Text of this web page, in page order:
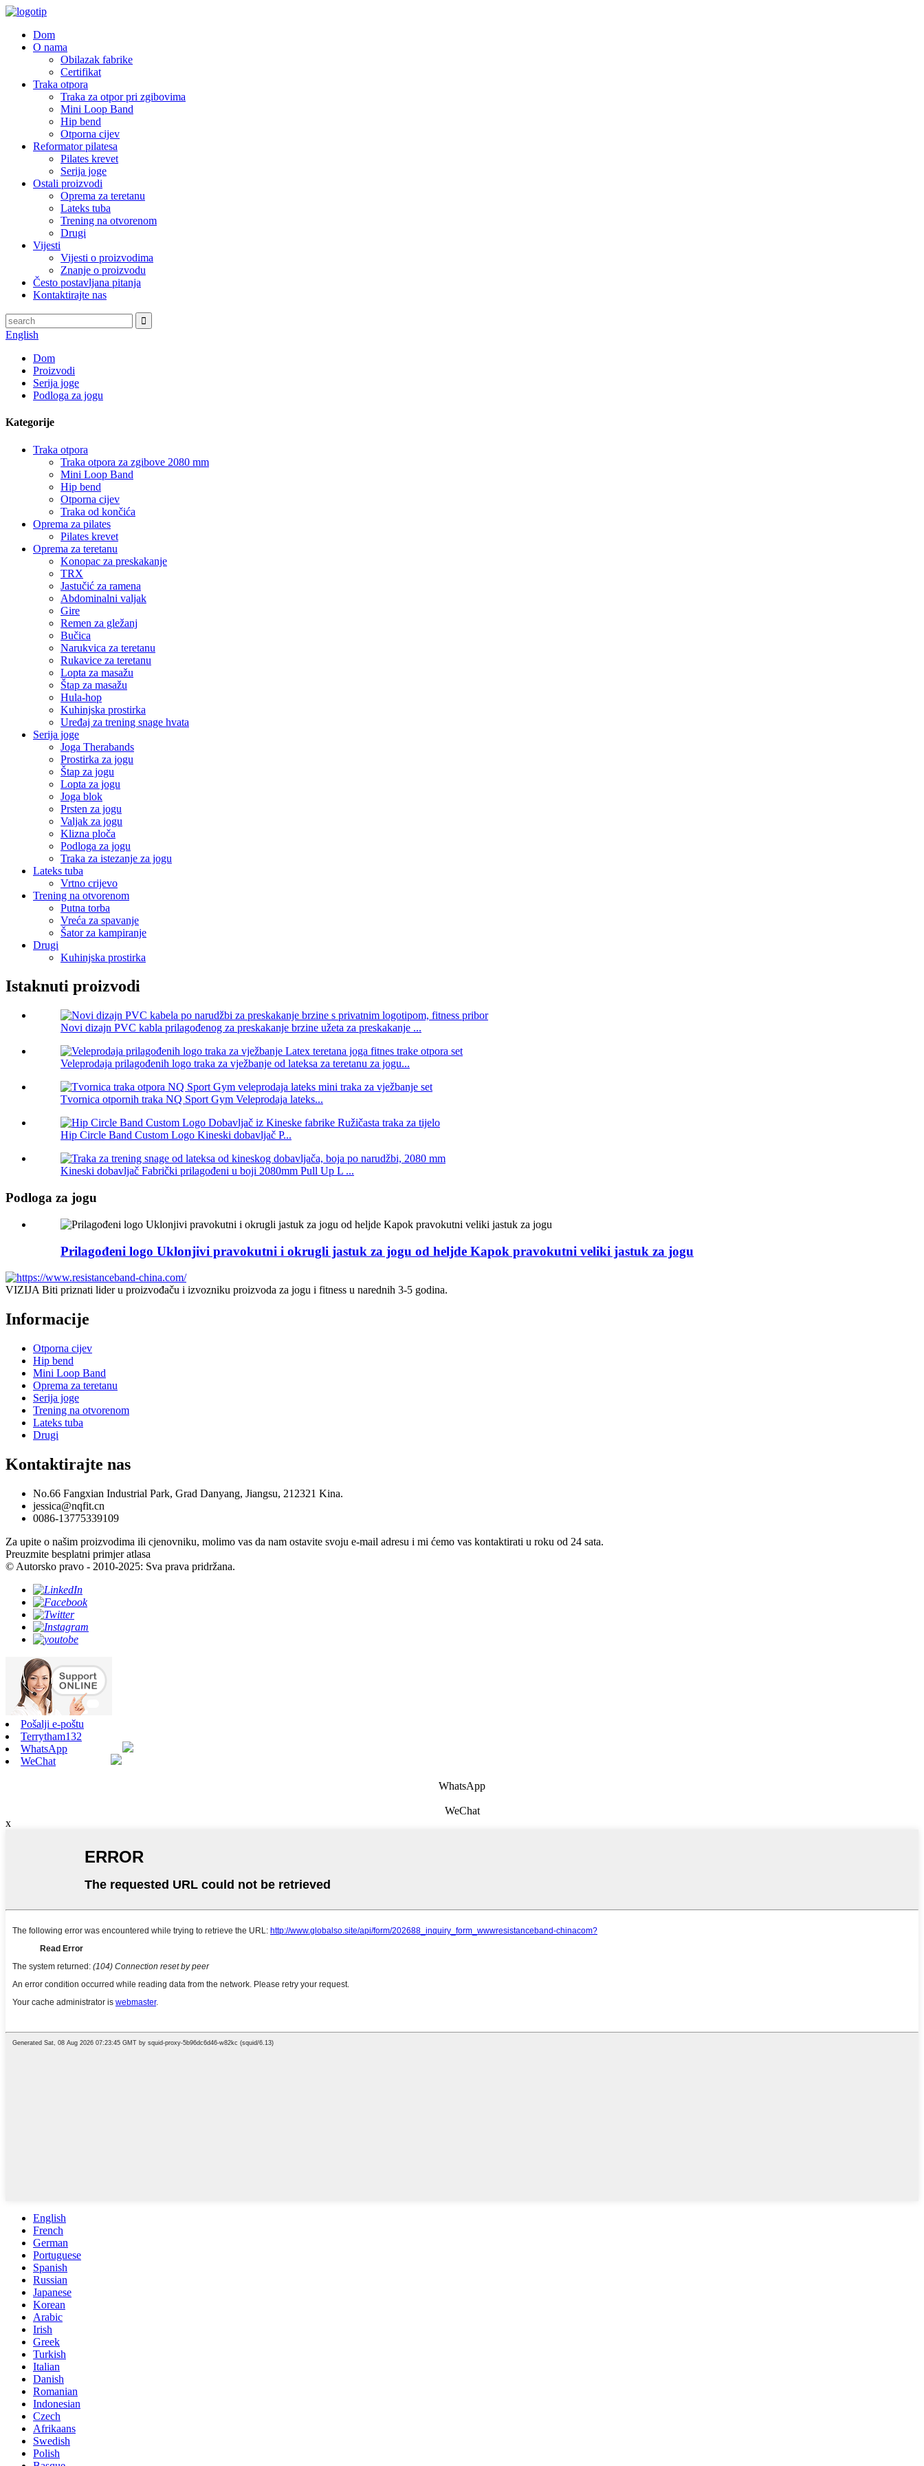
Dom
O nama
Obilazak fabrike
Certifikat
Traka otpora
Traka za otpor pri zgibovima
Mini Loop Band
Hip bend
Otporna cijev
Reformator pilatesa
Pilates krevet
Serija joge
Ostali proizvodi
Oprema za teretanu
Lateks tuba
Trening na otvorenom
Drugi
Vijesti
Vijesti o proizvodima
Znanje o proizvodu
Često postavljana pitanja
Kontaktirajte nas
English
Dom
Proizvodi
Serija joge
Podloga za jogu
Kategorije
Traka otpora
Traka otpora za zgibove 2080 mm
Mini Loop Band
Hip bend
Otporna cijev
Traka od končića
Oprema za pilates
Pilates krevet
Oprema za teretanu
Konopac za preskakanje
TRX
Jastučić za ramena
Abdominalni valjak
Gire
Remen za gležanj
Bučica
Narukvica za teretanu
Rukavice za teretanu
Lopta za masažu
Štap za masažu
Hula-hop
Kuhinjska prostirka
Uređaj za trening snage hvata
Serija joge
Joga Therabands
Prostirka za jogu
Štap za jogu
Lopta za jogu
Joga blok
Prsten za jogu
Valjak za jogu
Klizna ploča
Podloga za jogu
Traka za istezanje za jogu
Lateks tuba
Vrtno crijevo
Trening na otvorenom
Putna torba
Vreća za spavanje
Šator za kampiranje
Drugi
Kuhinjska prostirka
Istaknuti proizvodi
Novi dizajn PVC kabla prilagođenog za preskakanje brzine užeta za preskakanje ...
Veleprodaja prilagođenih logo traka za vježbanje od lateksa za teretanu za jogu...
Tvornica otpornih traka NQ Sport Gym Veleprodaja lateks...
Hip Circle Band Custom Logo Kineski dobavljač P...
Kineski dobavljač Fabrički prilagođeni u boji 2080mm Pull Up L ...
Podloga za jogu
Prilagođeni logo Uklonjivi pravokutni i okrugli jastuk za jogu od heljde Kapok pravokutni veliki jastuk za jogu
VIZIJA Biti priznati lider u proizvođaču i izvozniku proizvoda za jogu i fitness u narednih 3-5 godina.
Informacije
Otporna cijev
Hip bend
Mini Loop Band
Oprema za teretanu
Serija joge
Trening na otvorenom
Lateks tuba
Drugi
Kontaktirajte nas
No.66 Fangxian Industrial Park, Grad Danyang, Jiangsu, 212321 Kina.
jessica@nqfit.cn
0086-13775339109
Za upite o našim proizvodima ili cjenovniku, molimo vas da nam ostavite svoju e-mail adresu i mi ćemo vas kontaktirati u roku od 24 sata.
Preuzmite besplatni primjer atlasa
© Autorsko pravo - 2010-2025: Sva prava pridržana.
Pošalji e-poštu
Terrytham132
WhatsApp
WeChat
WhatsApp
WeChat
x
English
French
German
Portuguese
Spanish
Russian
Japanese
Korean
Arabic
Irish
Greek
Turkish
Italian
Danish
Romanian
Indonesian
Czech
Afrikaans
Swedish
Polish